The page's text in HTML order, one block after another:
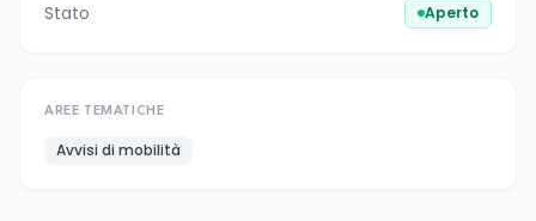
Stato Aperto
AREE TEMATICHE
Avvisi di mobilità